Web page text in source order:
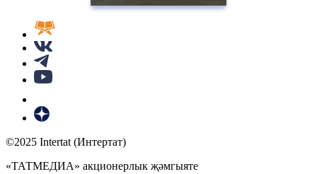
©2025 Intertat (Интертат)
«ТАТМЕДИА» акционерлык җәмгыяте